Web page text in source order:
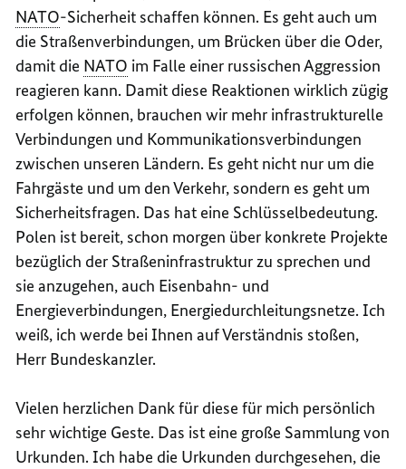
NATO-Sicherheit schaffen können. Es geht auch um
die Straßenverbindungen, um Brücken über die Oder,
damit die NATO im Falle einer russischen Aggression
reagieren kann. Damit diese Reaktionen wirklich zügig
erfolgen können, brauchen wir mehr infrastrukturelle
Verbindungen und Kommunikationsverbindungen
zwischen unseren Ländern. Es geht nicht nur um die
Fahrgäste und um den Verkehr, sondern es geht um
Sicherheitsfragen. Das hat eine Schlüsselbedeutung.
Polen ist bereit, schon morgen über konkrete Projekte
bezüglich der Straßeninfrastruktur zu sprechen und
sie anzugehen, auch Eisenbahn- und
Energieverbindungen, Energiedurchleitungsnetze. Ich
weiß, ich werde bei Ihnen auf Verständnis stoßen,
Herr Bundeskanzler.
Vielen herzlichen Dank für diese für mich persönlich
sehr wichtige Geste. Das ist eine große Sammlung von
Urkunden. Ich habe die Urkunden durchgesehen, die